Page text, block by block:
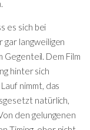
es sich bei
gar langweiligen
Gegenteil. Dem Film
hinter sich
nimmt, das
natürlich,
den gelungenen